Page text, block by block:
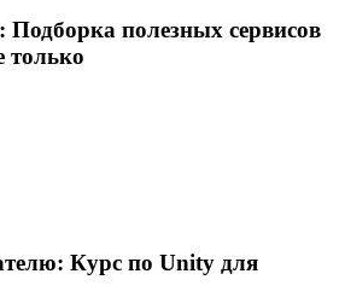
Подборка полезных сервисов
только
Курс по Unity для